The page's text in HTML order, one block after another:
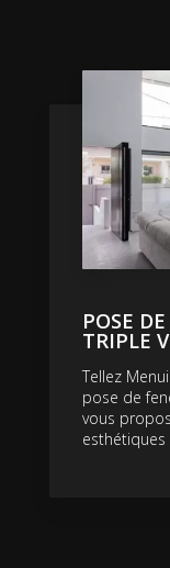
POSE
TRIPLE
Tellez
pose de
vous
esthétiques